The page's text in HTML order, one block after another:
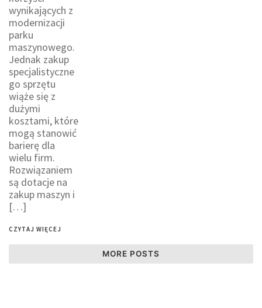
wynikających z
modernizacji
parku
maszynowego.
Jednak zakup
specjalistyczne
go sprzętu
wiąże się z
dużymi
kosztami, które
mogą stanowić
barierę dla
wielu firm.
Rozwiązaniem
są dotacje na
zakup maszyn i
[…]
CZYTAJ WIĘCEJ
MORE POSTS